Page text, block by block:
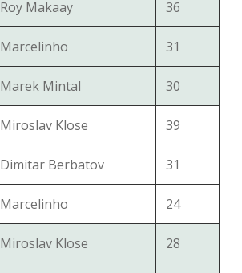
Roy Makaay 36
Marcelinho 31
Marek Mintal 30
Miroslav Klose 39
Dimitar Berbatov 31
Marcelinho 24
Miroslav Klose 28